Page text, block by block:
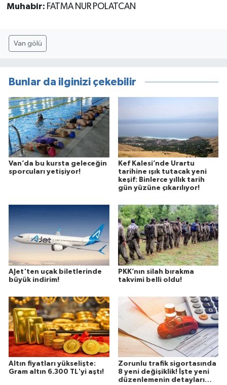
Muhabir: FATMA NUR POLATCAN
Van gölü
Bunlar da ilginizi çekebilir
Van’da bu kursta geleceğin
sporcuları yetişiyor!
Kef Kalesi’nde Urartu
tarihine ışık tutacak yeni
keşif: Binlerce yıllık tarih
gün yüzüne çıkarılıyor!
AJet'ten uçak biletlerinde
büyük indirim!
PKK’nın silah bırakma
takvimi belli oldu!
Altın fiyatları yükselişte:
Gram altın 6.300 TL'yi aştı!
Zorunlu trafik sigortasında
8 yeni değişiklik! İşte yeni
düzenlemenin detayları…